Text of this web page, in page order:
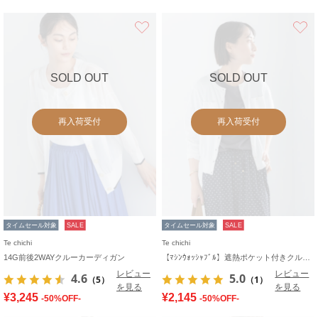
SOLD OUT
再入荷受付
タイムセール対象 SALE
Te chichi
14G前後2WAYクルーカーディガン
4.6 （5）
レビュー
を見る
¥3,245 -50%OFF-
SOLD OUT
再入荷受付
タイムセール対象 SALE
Te chichi
5.0 （1）
レビュー
を見る
¥2,145 -50%OFF-